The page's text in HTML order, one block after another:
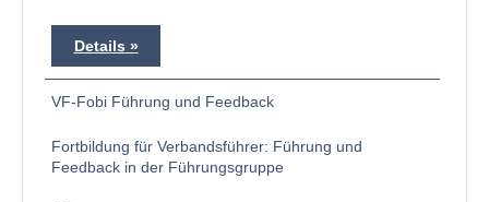
Details
VF-Fobi Führung und Feedback
Fortbildung für Verbandsführer: Führung und
Feedback in der Führungsgruppe